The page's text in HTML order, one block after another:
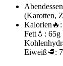
(Karotten,
Kalorien 🔥:
Fett 💧: 65g
Eiweiß🥩: